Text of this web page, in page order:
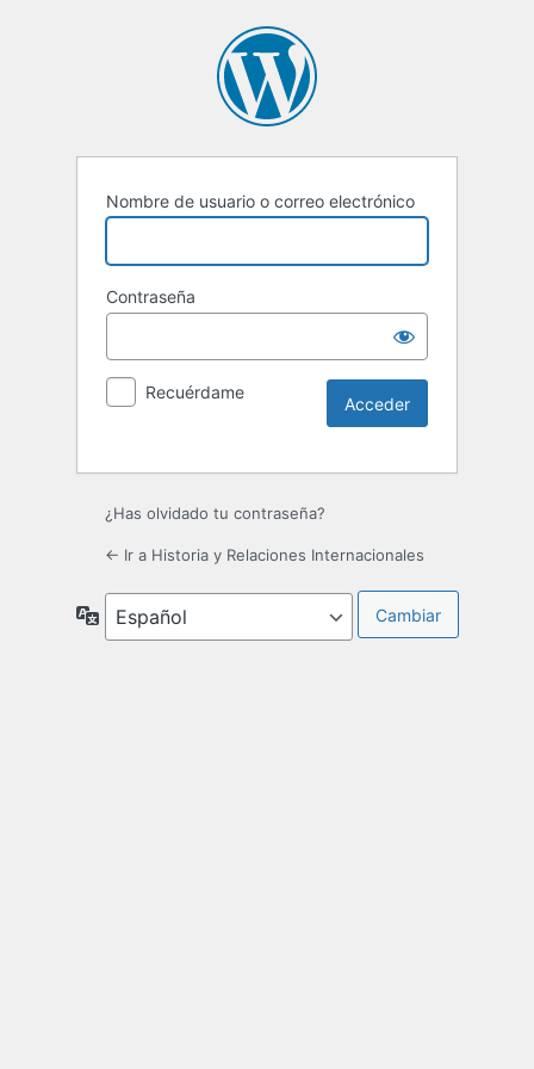
Nombre de usuario o correo electrónico
Contraseña
Recuérdame
¿Has olvidado tu contraseña?
← Ir a Historia y Relaciones Internacionales
Idioma